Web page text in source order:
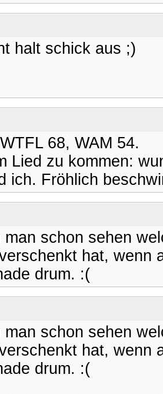
halt schick aus ;)
68, WAM 54.
Lied zu kommen:
ich. Fröhlich
man schon sehen
hat, wenn
drum. :(
man schon sehen
hat, wenn
drum. :(